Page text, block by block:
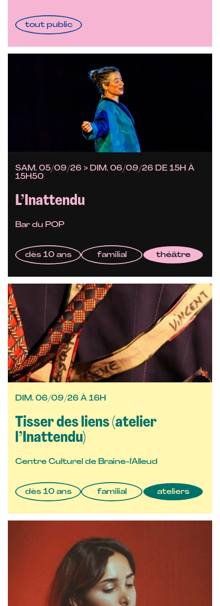
tout public
SAM. 05/09/26 > DIM. 06/09/26 DE 15H À
15H50
L’Inattendu
Bar du POP
dès 10 ans familial théâtre
DIM. 06/09/26 À 16H
Tisser des liens (atelier
l’Inattendu)
Centre Culturel de Braine-l'Alleud
dès 10 ans familial ateliers